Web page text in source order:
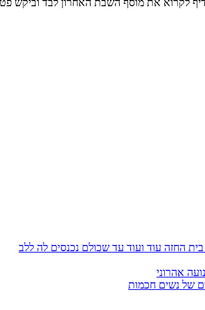
החזה עוד ועוד עד שכולם נכנסים לה ללב
אהרוני
של נשים חכמות